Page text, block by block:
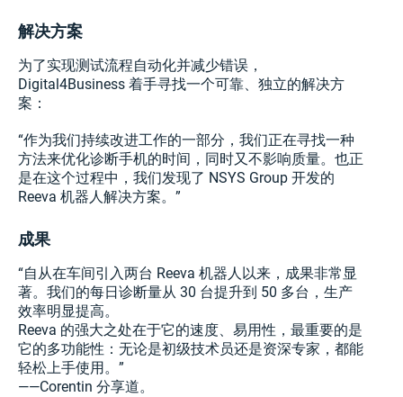
解决方案
为了实现测试流程自动化并减少错误，
Digital4Business 着手寻找一个可靠、独立的解决方
案：
“作为我们持续改进工作的一部分，我们正在寻找一种
方法来优化诊断手机的时间，同时又不影响质量。也正
是在这个过程中，我们发现了 NSYS Group 开发的
Reeva 机器人解决方案。”
成果
“自从在车间引入两台 Reeva 机器人以来，成果非常显
著。我们的每日诊断量从 30 台提升到 50 多台，生产
效率明显提高。
Reeva 的强大之处在于它的速度、易用性，最重要的是
它的多功能性：无论是初级技术员还是资深专家，都能
轻松上手使用。”
——Corentin 分享道。